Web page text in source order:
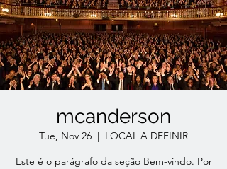
mcanderson
Tue, Nov 26
  |
LOCAL A DEFINIR
Este é o parágrafo da seção Bem-vindo. Por